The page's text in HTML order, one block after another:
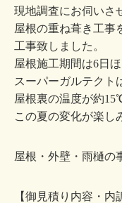
現地調査にお伺いさ
屋根の重ね葺き工事
工事致しました。
屋根施工期間は6日
スーパーガルテクト
屋根裏の温度が約
この夏の変化が楽し
屋根・外壁・雨樋の
【御見積り内容・内